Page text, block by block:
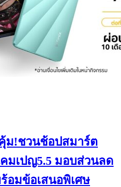
ม!ชวนช้อปสมาร์ต
เปญ5.5 มอบส่วนลด
อมข้อเสนอพิเศษ